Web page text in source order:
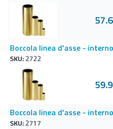
Boccola linea d'asse -
SKU:2722
Boccola linea d'asse -
SKU:2717